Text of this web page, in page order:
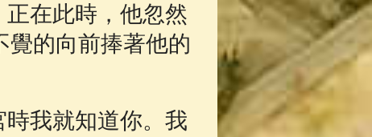
在此時，他忽然
覺的向前捧著他的
我就知道你。我